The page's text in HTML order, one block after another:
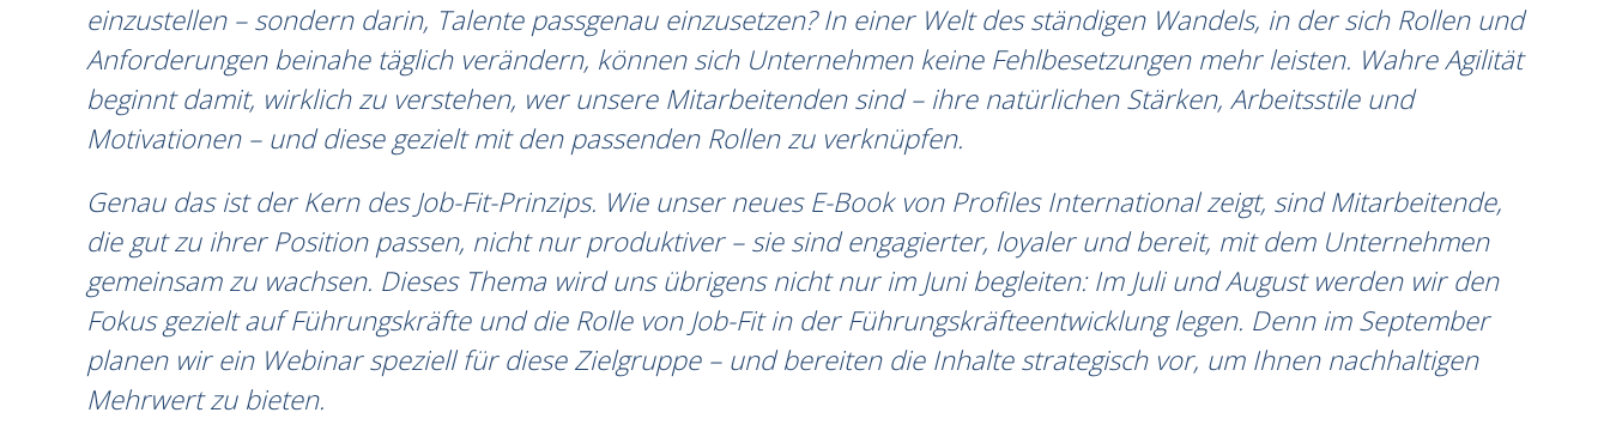
einzustellen – sondern darin, Talente passgenau einzusetzen? In einer Welt des ständigen Wandels, in der sich Rollen und
Anforderungen beinahe täglich verändern, können sich Unternehmen keine Fehlbesetzungen mehr leisten. Wahre Agilität
beginnt damit, wirklich zu verstehen, wer unsere Mitarbeitenden sind – ihre natürlichen Stärken, Arbeitsstile und
Motivationen – und diese gezielt mit den passenden Rollen zu verknüpfen.
Genau das ist der Kern des Job-Fit-Prinzips. Wie unser neues E-Book von Profiles International zeigt, sind Mitarbeitende,
die gut zu ihrer Position passen, nicht nur produktiver – sie sind engagierter, loyaler und bereit, mit dem Unternehmen
gemeinsam zu wachsen. Dieses Thema wird uns übrigens nicht nur im Juni begleiten: Im Juli und August werden wir den
Fokus gezielt auf Führungskräfte und die Rolle von Job-Fit in der Führungskräfteentwicklung legen. Denn im September
planen wir ein Webinar speziell für diese Zielgruppe – und bereiten die Inhalte strategisch vor, um Ihnen nachhaltigen
Mehrwert zu bieten.